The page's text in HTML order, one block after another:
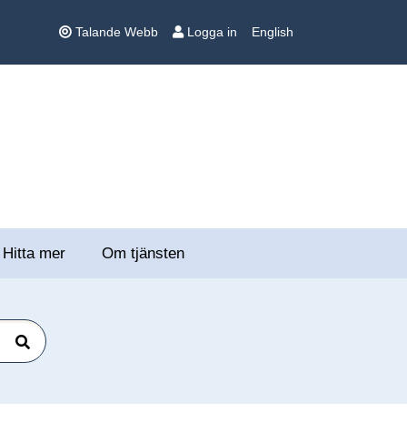
Talande Webb Logga in English
Hitta mer Om tjänsten
Sök